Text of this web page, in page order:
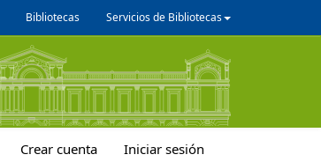
Bibliotecas Servicios de Bibliotecas
Crear cuenta Iniciar sesión